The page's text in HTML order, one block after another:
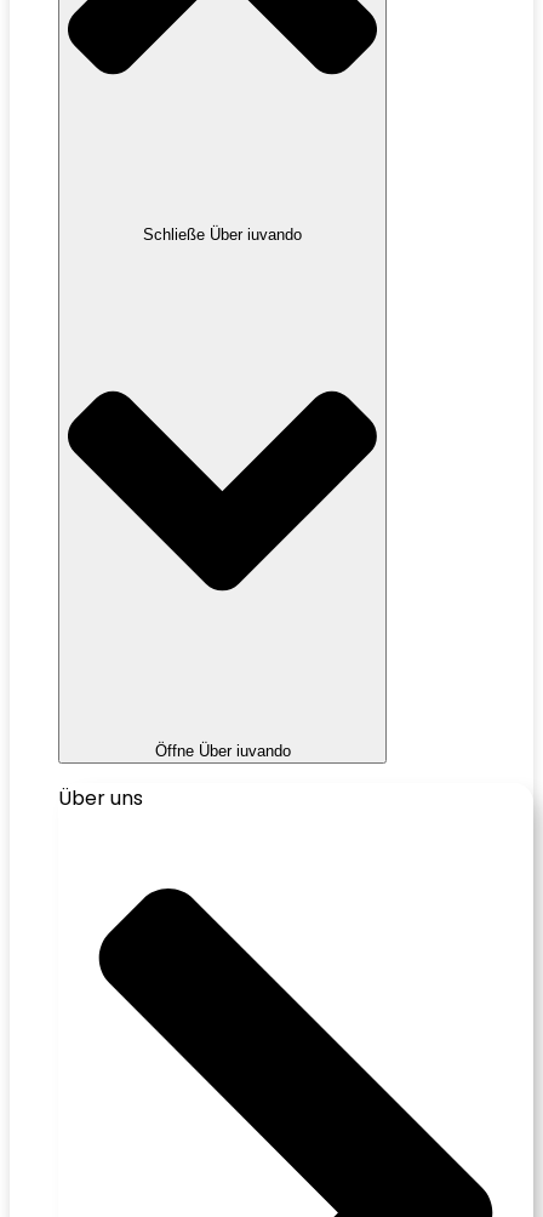
Schließe Über iuvando
Öffne Über iuvando
Über uns